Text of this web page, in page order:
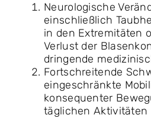
Neurologische
einschließlich
in den Extremitäten
Verlust der
dringende
Fortschreitende
eingeschränkte
konsequenter
täglichen